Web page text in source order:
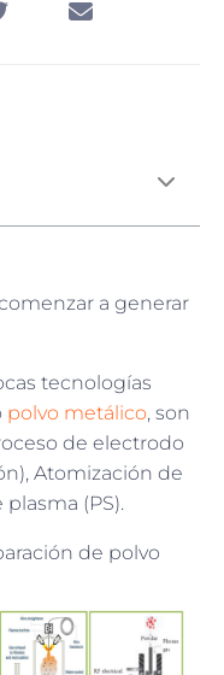
a generar
tecnologías
polvo metálico, son
de electrodo
Atomización de
(PS).
de polvo